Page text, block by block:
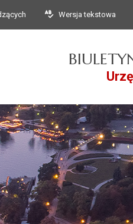
Wersja tekstowa